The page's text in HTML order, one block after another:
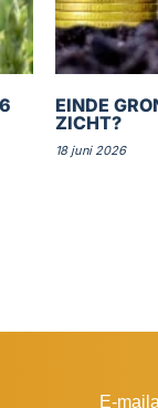
EINDE
ZICHT?
18 juni 2026